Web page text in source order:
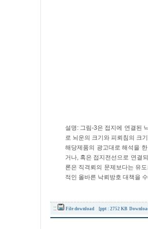
설명: 그림-3은 접지에 연결된
로 뇌운의 크기와 피뢰침의 크
해당제품의 광고대로 해석을
거나, 혹은 접지전선으로 연결
론은 직격뢰의 문제보다는 유
적인 올바른 낙뢰방호 대책을
:: File download [ppt : 2752 KB